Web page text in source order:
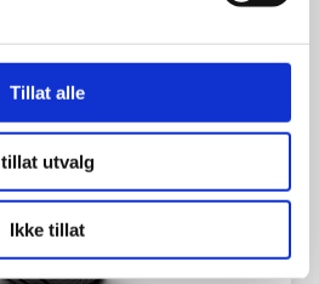
Tillat alle
tillat utvalg
Ikke tillat